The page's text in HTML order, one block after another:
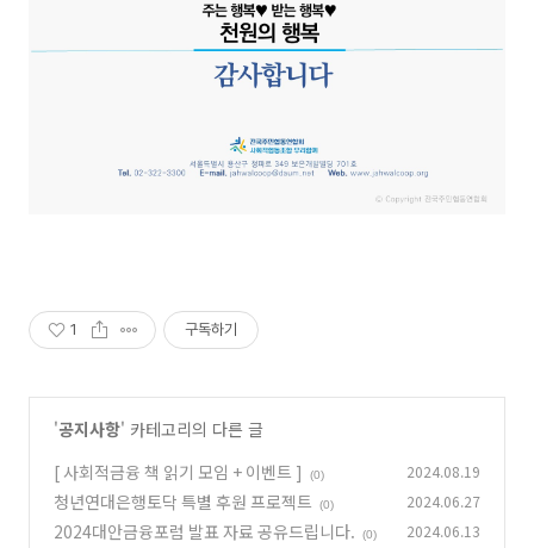
1 구독하기
'공지사항' 카테고리의 다른 글
[ 사회적금융 책 읽기 모임 + 이벤트 ]
(0) 2024.08.19
청년연대은행토닥 특별 후원 프로젝트 (0) 2024.06.27
2024대안금융포럼 발표 자료 공유드립니다. (0) 2024.06.13